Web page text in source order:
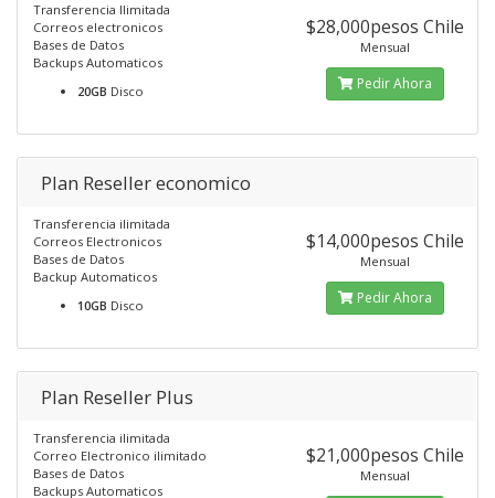
Transferencia Ilimitada
Correos electronicos
Bases de Datos
Backups Automaticos
20GB Disco
$28,000pesos Chile
Mensual
Pedir Ahora
Plan Reseller economico
Transferencia ilimitada
Correos Electronicos
Bases de Datos
Backup Automaticos
10GB Disco
$14,000pesos Chile
Mensual
Pedir Ahora
Plan Reseller Plus
Transferencia ilimitada
Correo Electronico ilimitado
Bases de Datos
Backups Automaticos
$21,000pesos Chile
Mensual